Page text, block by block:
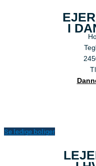
I
Se ledige boliger